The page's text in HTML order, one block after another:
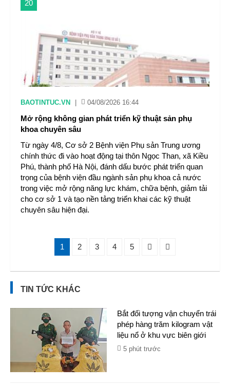
20
BAOTINTUC.VN 04/08/2026 16:44
Mở rộng không gian phát triển kỹ thuật sản phụ
khoa chuyên sâu
Từ ngày 4/8, Cơ sở 2 Bệnh viện Phụ sản Trung ương
chính thức đi vào hoạt động tại thôn Ngọc Than, xã Kiều
Phú, thành phố Hà Nội, đánh dấu bước phát triển quan
trọng của bệnh viện đầu ngành sản phụ khoa cả nước
trong việc mở rộng năng lực khám, chữa bệnh, giảm tải
cho cơ sở 1 và tạo nền tảng triển khai các kỹ thuật
chuyên sâu hiện đại.
1 2 3 4 5
TIN TỨC KHÁC
Bắt đối tượng vận chuyển trái
phép hàng trăm kilogram vật
liệu nổ ở khu vực biên giới
5 phút trước